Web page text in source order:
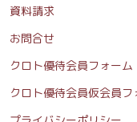
資料請求
お問合せ
クロト優待会員フォーム
クロト優待会員仮会員フ